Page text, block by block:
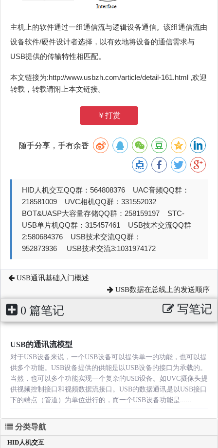
主机上的软件通过一组通信流与逻辑设备通信。该组通信流由
设备软件/硬件设计者选择，以有效地将设备的通信需求与
USB提供的传输特性相匹配。
本文链接为:http://www.usbzh.com/article/detail-161.html ,欢迎
转载，转载请附上本文链接。
￥打赏
随手分享，手有余香
HID人机交互QQ群：564808376 UAC音频QQ群：
218581009 UVC相机QQ群：331552032
BOT&UASP大容量存储QQ群：258159197 STC-
USB单片机QQ群：315457461 USB技术交流QQ群
2:580684376 USB技术交流QQ群：
952873936 USB技术交流3:1031974172
USB通讯基础入门概述
USB数据在总线上的发送顺序
0 篇笔记 写笔记
USB的通讯流模型
对于USB设备来说，一个USB设备可以提供单一的功能，也可以提
供多个功能。USB设备提供的供能是以USB设备的接口为承载的。
当然，也可以多个功能实现一个复杂的USB设备。如UVC摄像头提
供视频控制接口和视频数据流接口。USB的数据通讯是以USB接口
下的端点（管道）为单位进行的，而一个USB设备功能是......
分类导航
HID人机交互